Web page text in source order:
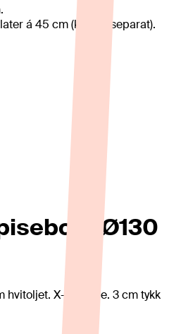
á 45 cm (kjøpes separat).
Ø130
hvitoljet. X-ben i tre. 3 cm tykk